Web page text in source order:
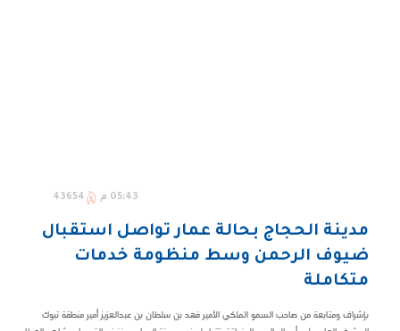
05:43 م 43654
مدينة الحجاج بحالة عمار تواصل استقبال
ضيوف الرحمن وسط منظومة خدمات
متكاملة
بإشراف ومتابعة من صاحب السمو الملكي الأمير فهد بن سلطان بن عبدالعزيز أمير منطقة تبوك